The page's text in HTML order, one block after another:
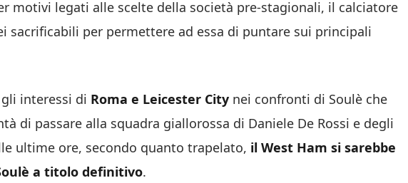
motivi legati alle scelte della società pre-stagionali, il calciatore
sacrificabili per permettere ad essa di puntare sui principali
interessi di Roma e Leicester City nei confronti di Soulè che
di passare alla squadra giallorossa di Daniele De Rossi e degli
ultime ore, secondo quanto trapelato, il West Ham si sarebbe
a titolo definitivo.